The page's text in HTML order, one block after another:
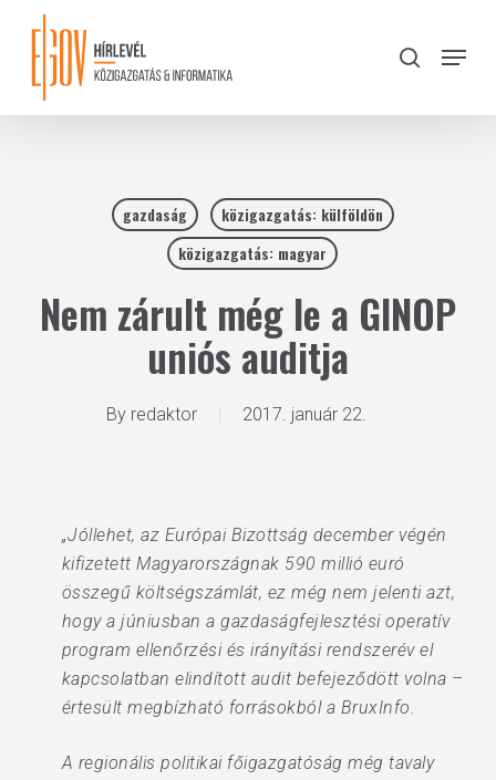
content
search
Menu
gazdaság
közigazgatás: külföldön
közigazgatás: magyar
Nem zárult még le a GINOP
uniós auditja
By redaktor 2017. január 22.
„Jóllehet, az Európai Bizottság december végén
kifizetett Magyarországnak 590 millió euró
összegű költségszámlát, ez még nem jelenti azt,
hogy a júniusban a gazdaságfejlesztési operatív
program ellenőrzési és irányítási rendszerév el
kapcsolatban elindított audit befejeződött volna –
értesült megbízható forrásokból a BruxInfo.
A regionális politikai főigazgatóság még tavaly
Close